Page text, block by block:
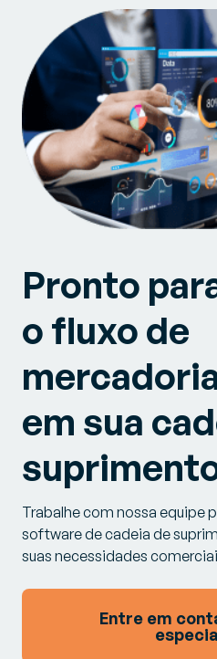
Pronto
o fluxo de
em sua
Trabalhe com nossa equipe
software de cadeia de
suas necessidades
Entre em